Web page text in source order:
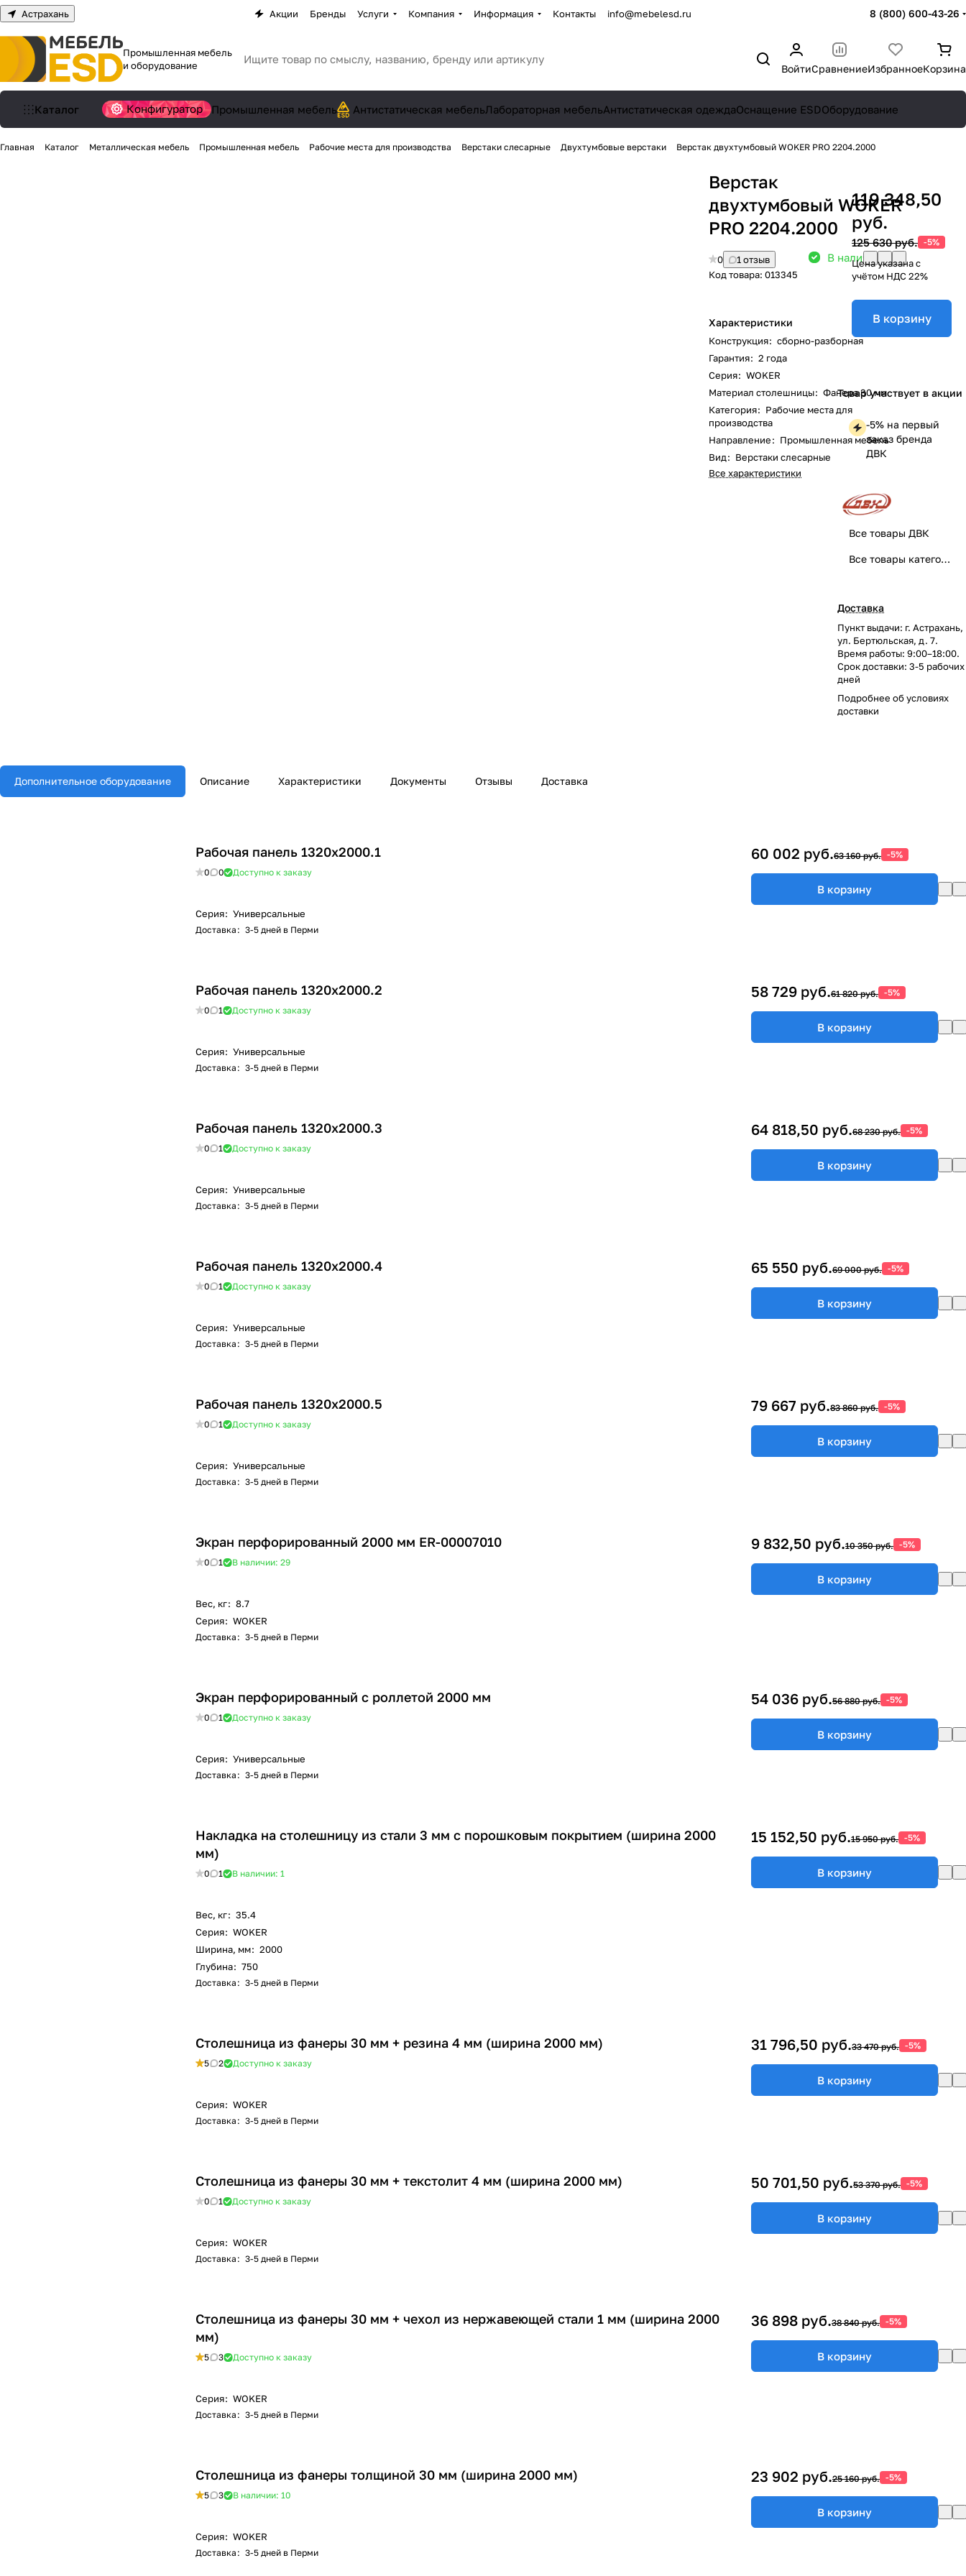
Астрахань Акции Бренды Услуги Компания Информация Контакты info@mebelesd.ru 8 (800) 600-43-26
Промышленная мебель
и оборудование
ВойтиСравнениеИзбранноеКорзина
Каталог Конфигуратор Промышленная мебель Антистатическая мебельЛабораторная мебельАнтистатическая одеждаОснащение ESDОборудование
Главная Каталог Металлическая мебель Промышленная мебель Рабочие места для производства Верстаки слесарные Двухтумбовые верстаки Верстак двухтумбовый WOKER PRO 2204.2000
Верстак
двухтумбовый WOKER
PRO 2204.2000
0
1 отзыв
Код товара: 013345
В наличии: 8
Характеристики
Конструкция: сборно-разборная
Гарантия: 2 года
Серия: WOKER
Материал столешницы: Фанера 30 мм
Категория: Рабочие места для
производства
Направление: Промышленная мебель
Вид: Верстаки слесарные
Все характеристики
119 348,50
руб.
125 630 руб. -5%
Цена указана с
учётом НДС 22%
В корзину
Товар участвует в акции
-5% на первый
заказ бренда
ДВК
Все товары ДВК
Все товары категории
Доставка
Пункт выдачи: г. Астрахань,
ул. Бертюльская, д. 7.
Время работы: 9:00–18:00.
Срок доставки: 3-5 рабочих
дней
Подробнее обусловиях
доставки
Дополнительное оборудование Описание Характеристики Документы Отзывы Доставка
Рабочая панель 1320х2000.1
0 0 Доступно к заказу
Серия: Универсальные
Доставка : 3-5 дней в Перми
60 002 руб.63 160 руб. -5%
В корзину
Рабочая панель 1320х2000.2
0 1 Доступно к заказу
Серия: Универсальные
Доставка : 3-5 дней в Перми
58 729 руб.61 820 руб. -5%
В корзину
Рабочая панель 1320х2000.3
0 1 Доступно к заказу
Серия: Универсальные
Доставка : 3-5 дней в Перми
64 818,50 руб.68 230 руб. -5%
В корзину
Рабочая панель 1320х2000.4
0 1 Доступно к заказу
Серия: Универсальные
Доставка : 3-5 дней в Перми
65 550 руб.69 000 руб. -5%
В корзину
Рабочая панель 1320х2000.5
0 1 Доступно к заказу
Серия: Универсальные
Доставка : 3-5 дней в Перми
79 667 руб.83 860 руб. -5%
В корзину
Экран перфорированный 2000 мм ER-00007010
0 1 В наличии: 29
Вес, кг: 8.7
Серия: WOKER
Доставка : 3-5 дней в Перми
9 832,50 руб.10 350 руб. -5%
В корзину
Экран перфорированный с роллетой 2000 мм
0 1 Доступно к заказу
Серия: Универсальные
Доставка : 3-5 дней в Перми
54 036 руб.56 880 руб. -5%
В корзину
Накладка на столешницу из стали 3 мм с порошковым покрытием (ширина 2000
мм)
0 1 В наличии: 1
Вес, кг: 35.4
Серия: WOKER
Ширина, мм: 2000
Глубина: 750
Доставка : 3-5 дней в Перми
15 152,50 руб.15 950 руб. -5%
В корзину
Столешница из фанеры 30 мм + резина 4 мм (ширина 2000 мм)
5 2 Доступно к заказу
Серия: WOKER
Доставка : 3-5 дней в Перми
31 796,50 руб.33 470 руб. -5%
В корзину
Столешница из фанеры 30 мм + текстолит 4 мм (ширина 2000 мм)
0 1 Доступно к заказу
Серия: WOKER
Доставка : 3-5 дней в Перми
50 701,50 руб.53 370 руб. -5%
В корзину
Столешница из фанеры 30 мм + чехол из нержавеющей стали 1 мм (ширина 2000
мм)
5 3 Доступно к заказу
Серия: WOKER
Доставка : 3-5 дней в Перми
36 898 руб.38 840 руб. -5%
В корзину
Столешница из фанеры толщиной 30 мм (ширина 2000 мм)
5 3 В наличии: 10
Серия: WOKER
Доставка : 3-5 дней в Перми
23 902 руб.25 160 руб. -5%
В корзину